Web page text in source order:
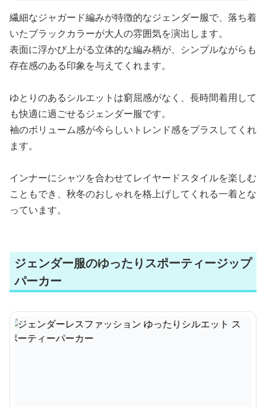
繊細なジャガード編みが特徴的なジェンダー服で、落ち着
いたブラックカラーが大人の雰囲気を演出します。
表面に浮かび上がる立体的な編み柄が、シンプルながらも
存在感のある印象を与えてくれます。
ゆとりのあるシルエットは窮屈感がなく、長時間着用して
も快適に過ごせるジェンダー服です。
袖のボリューム感が今らしいトレンド感をプラスしてくれ
ます。
インナーにシャツを合わせてレイヤードスタイルを楽しむ
こともでき、秋冬のおしゃれを格上げしてくれる一着とな
っています。
ジェンダー服のゆったりスポーティージップ
パーカー